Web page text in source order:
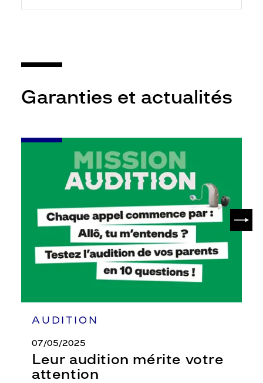
Garanties et actualités
AUDITION
07/05/2025
Leur audition mérite votre
attention
-